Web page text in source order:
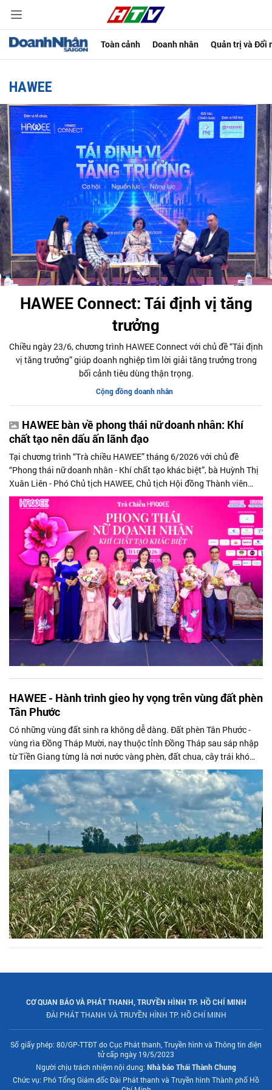
Toàn cảnh Doanh nhân Quản trị và Đổi
HAWEE
HAWEE Connect: Tái định vị tăng
trưởng
Chiều ngày 23/6, chương trình HAWEE Connect với chủ đề “Tái định
vị tăng trưởng” giúp doanh nghiệp tìm lời giải tăng trưởng trong
bối cảnh tiêu dùng thận trọng.
Cộng đồng doanh nhân
HAWEE bàn về phong thái nữ doanh nhân: Khí
chất tạo nên dấu ấn lãnh đạo
Tại chương trình “Trà chiều HAWEE” tháng 6/2026 với chủ đề
“Phong thái nữ doanh nhân - Khí chất tạo khác biệt”, bà Huỳnh Thị
Xuân Liên - Phó Chủ tịch HAWEE, Chủ tịch Hội đồng Thành viên
Công ty TNHH MTV Thời Trang CAO cho rằng, phong thái không
chỉ là hình ảnh bên ngoài hay kỹ năng giao tiếp, mà còn là cách
một người hiện diện trong cuộc đời người khác.
HAWEE - Hành trình gieo hy vọng trên vùng đất phèn
Tân Phước
Có những vùng đất sinh ra không dễ dàng. Đất phèn Tân Phước -
vùng rìa Đồng Tháp Mười, nay thuộc tỉnh Đồng Tháp sau sáp nhập
từ Tiền Giang từng là nơi nước vàng phèn, đất chua, cây trái khó
bén rễ. Nhưng cũng chính trên vùng đất tưởng như khắc nghiệt ấy,
cây khóm đã vươn lên bền bỉ, như biểu tượng của sức sống, của sự
chịu thương chịu khó và khát vọng đổi đời của người nông dân
miền Tây.
CƠ QUAN BÁO VÀ PHÁT THANH, TRUYỀN HÌNH TP. HỒ CHÍ MINH
ĐÀI PHÁT THANH VÀ TRUYỀN HÌNH TP. HỒ CHÍ MINH
Số giấy phép: 80/GP-TTĐT do Cục Phát thanh, Truyền hình và Thông tin điện
tử cấp ngày 19/5/2023
Người chịu trách nhiệm nội dung: Nhà báo Thái Thành Chung
Chức vụ: Phó Tổng Giám đốc Đài Phát thanh và Truyền hình Thành phố Hồ